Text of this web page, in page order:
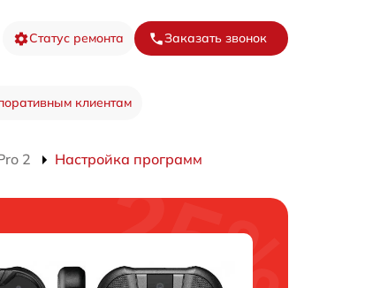
Статус ремонта Заказать звонок
клиентам
2 Настройка программ